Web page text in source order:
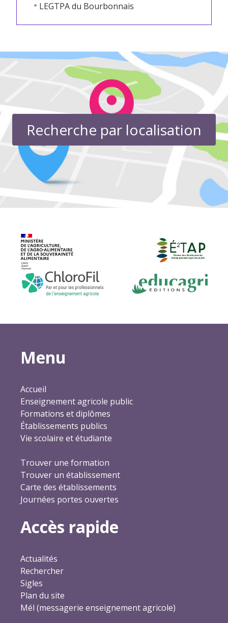
LEGTPA du Bourbonnais
Recherche par localisation
Menu
Accueil
Enseignement agricole public
Formations et diplômes
Établissements publics
Vie scolaire et étudiante
Trouver une formation
Trouver un établissement
Carte des établissements
Journées portes ouvertes
Accès rapide
Actualités
Rechercher
Sigles
Plan du site
Mél (messagerie enseignement agricole)